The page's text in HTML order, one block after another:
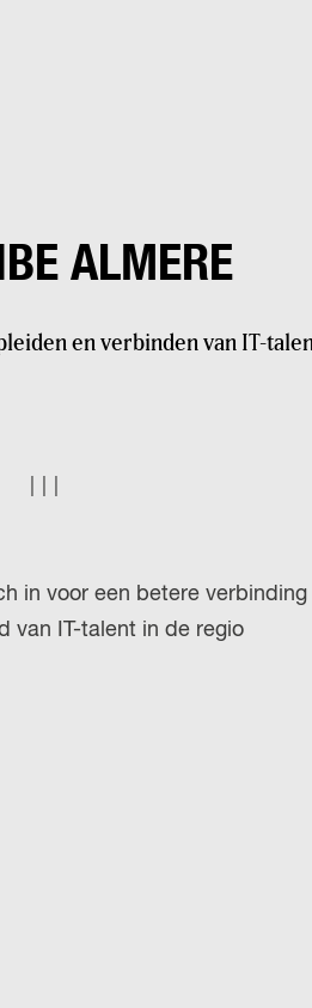
ALMERE
en verbinden van IT-
in voor een betere verbinding
van IT-talent in de regio